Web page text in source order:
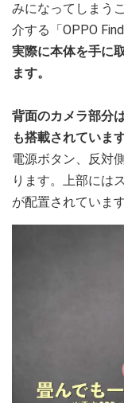
みになってしまう
介する「OPPO
実際に本体を手に
ます。
背面のカメラ部分
も搭載されています
電源ボタン、反対
ります。上部には
が配置されています